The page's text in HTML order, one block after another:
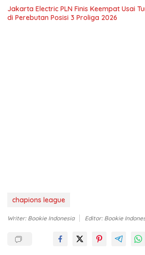
Jakarta Electric PLN Finis Keempat Usai
di Perebutan Posisi 3 Proliga 2026
chapions league
Writer: Bookie Indonesia Editor: Bookie